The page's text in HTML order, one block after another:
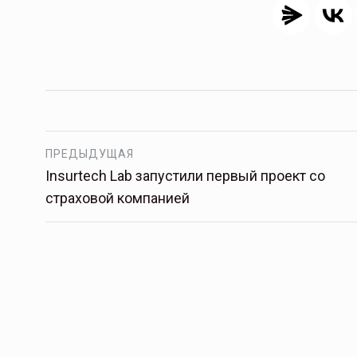
ПРЕДЫДУЩАЯ
Insurtech Lab запустили первый проект со
страховой компанией
Тамбовская область — не только
традициями выращивания
рискованного земледелия. Временно
обязанности…